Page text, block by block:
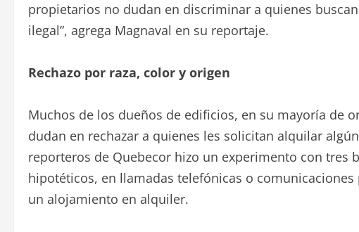
propietarios no dudan en discriminar a quienes
ilegal”, agrega Magnaval en su reportaje.
Rechazo por raza, color y origen
Muchos de los dueños de edificios, en su mayoría de
dudan en rechazar a quienes les solicitan alquilar
reporteros de Quebecor hizo un experimento con tres
hipotéticos, en llamadas telefónicas o
un alojamiento en alquiler.